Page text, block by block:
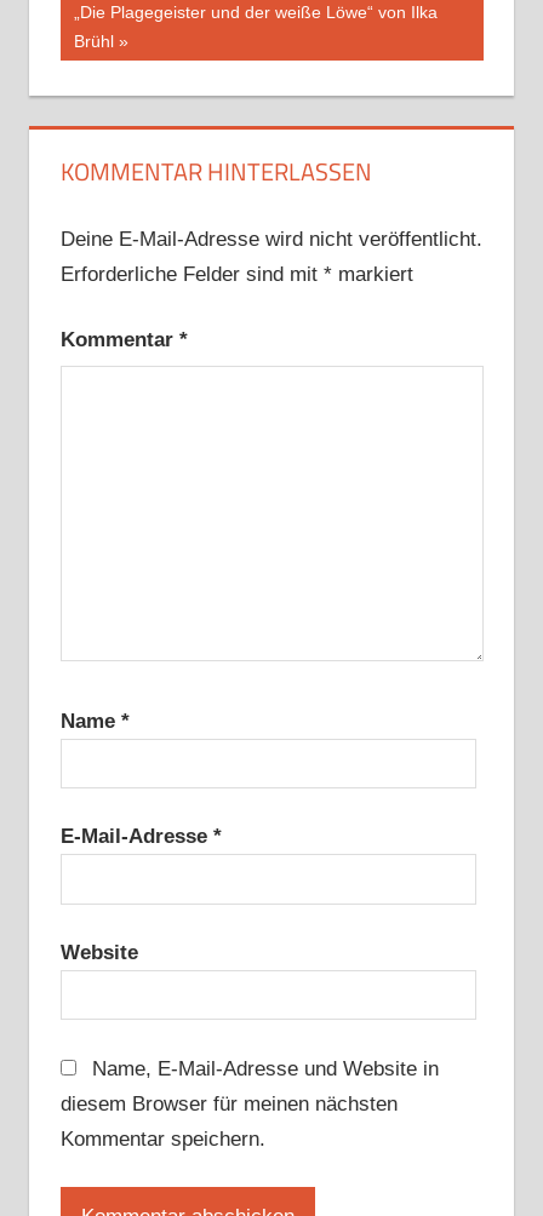
Nächster
Beitrag:
„Die Plagegeister und der weiße Löwe“ von Ilka
Brühl
KOMMENTAR HINTERLASSEN
Deine E-Mail-Adresse wird nicht veröffentlicht.
Erforderliche Felder sind mit *markiert
Kommentar *
Name *
E-Mail-Adresse *
Website
Name, E-Mail-Adresse und Website in
diesem Browser für meinen nächsten
Kommentar speichern.